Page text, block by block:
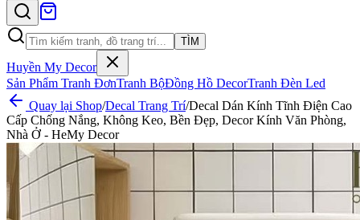
TÌM
Huyền My Decor
Sản Phẩm Tranh ĐơnTranh BộĐồng Hồ DecorTranh Đèn Led
Quay lại Shop/Decal Trang Trí/Decal Dán Kính Tĩnh Điện Cao
Cấp Chống Nắng, Không Keo, Bền Đẹp, Decor Kính Văn Phòng,
Nhà Ở - HeMy Decor